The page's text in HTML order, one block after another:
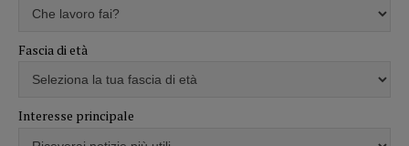
Fascia di età
Interesse principale